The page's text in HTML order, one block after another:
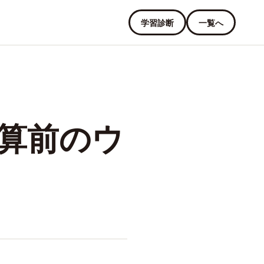
学習診断 一覧へ
前のウ